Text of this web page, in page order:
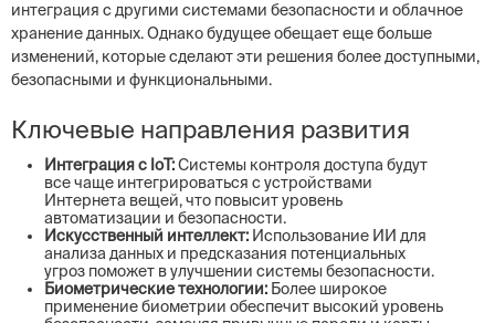
интеграция с другими системами безопасности и облачное
хранение данных. Однако будущее обещает еще больше
изменений, которые сделают эти решения более доступными,
безопасными и функциональными.
Ключевые направления развития
Интеграция с IoT:Системы контроля доступа будут
все чаще интегрироваться с устройствами
Интернета вещей, что повысит уровень
автоматизации и безопасности.
Искусственный интеллект: Использование ИИ для
анализа данных и предсказания потенциальных
угроз поможет в улучшении системы безопасности.
Биометрические технологии: Более широкое
применение биометрии обеспечит высокий уровень